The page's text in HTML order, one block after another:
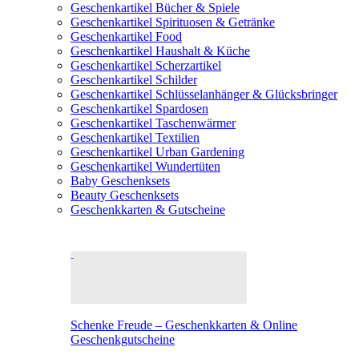
Geschenkartikel Bücher & Spiele
Geschenkartikel Spirituosen & Getränke
Geschenkartikel Food
Geschenkartikel Haushalt & Küche
Geschenkartikel Scherzartikel
Geschenkartikel Schilder
Geschenkartikel Schlüsselanhänger & Glücksbringer
Geschenkartikel Spardosen
Geschenkartikel Taschenwärmer
Geschenkartikel Textilien
Geschenkartikel Urban Gardening
Geschenkartikel Wundertüten
Baby Geschenksets
Beauty Geschenksets
Geschenkkarten & Gutscheine
Schenke Freude – Geschenkkarten & Online
Geschenkgutscheine